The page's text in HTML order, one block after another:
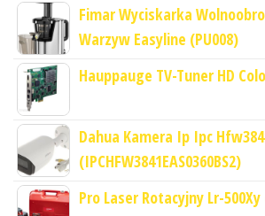
Fimar Wyciskarka
Warzyw Easyline (PU008)
Hauppauge TV-Tuner HD
Dahua Kamera Ip Ipc
(IPCHFW3841EAS0360BS2)
Pro Laser Rotacyjny Lr-500Xy